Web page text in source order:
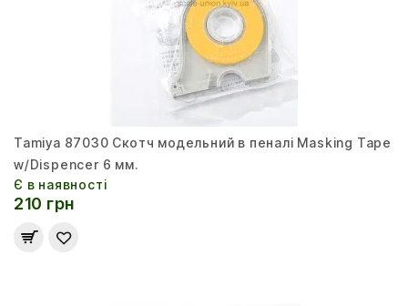
Tamiya 87030 Скотч модельний в пеналі Masking Tape
w/Dispencer 6 мм.
Є в наявності
210 грн